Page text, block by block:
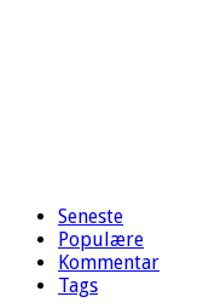
Seneste
Populære
Kommentar
Tags